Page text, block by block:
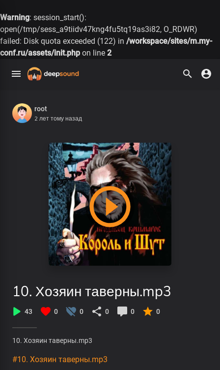
Warning: session_start():
open(/tmp/sess_a9tiidv47kng4fu5tq19as3i82, O_RDWR)
failed: Disk quota exceeded (122) in /workspace/sites/m.my-
conf.ru/assets/init.php on line 2
root
2 лет тому назад
10. Хозяин таверны.mp3
43 0 0 0 0 0
10. Хозяин таверны.mp3
#10. Хозяин таверны.mp3